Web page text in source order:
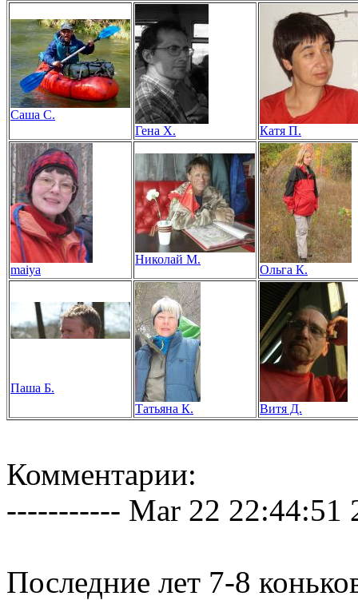
Саша С.
Гена Х.
Катя П.
maiya
Николай М.
Ольга К.
Паша Б.
Татьяна К.
Витя Д.
Комментарии:
----------- Mar 22 22:44:51
Последние лет 7-8